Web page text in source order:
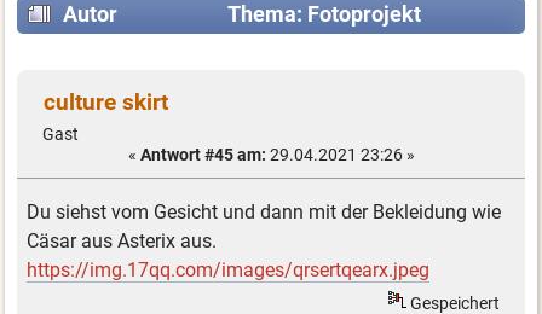
Autor
Thema: Fotoprojekt
59918 mal)
culture skirt
Gast
« Antwort #45 am: 29.04.2021 23:26 »
Du siehst vom Gesicht und dann mit der Bekleidung wie
Cäsar aus Asterix aus.
https://img.17qq.com/images/qrsertqearx.jpeg
Gespeichert